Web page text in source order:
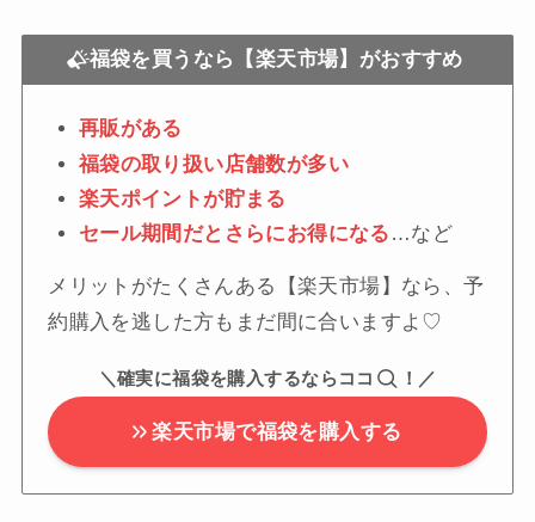
福袋を買うなら【楽天市場】がおすすめ
再販がある
福袋の取り扱い店舗数が多い
楽天ポイントが貯まる
セール期間だとさらにお得になる …など
メリットがたくさんある【楽天市場】なら、予
約購入を逃した方もまだ間に合いますよ♡
＼確実に福袋を購入するならココ ！／
楽天市場で福袋を購入する